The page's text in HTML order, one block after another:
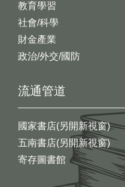
教育學習
社會/科學
財金產業
政治/外交/國防
流通管道
國家書店(另開新視窗)
五南書店(另開新視窗)
寄存圖書館